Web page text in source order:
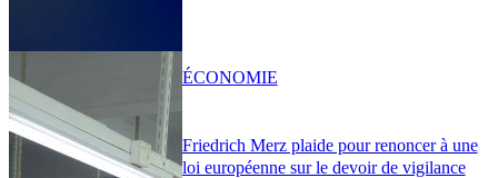
Friedrich Merz plaide pour renoncer à une
loi européenne sur le devoir de vigilance
ÉCONOMIE